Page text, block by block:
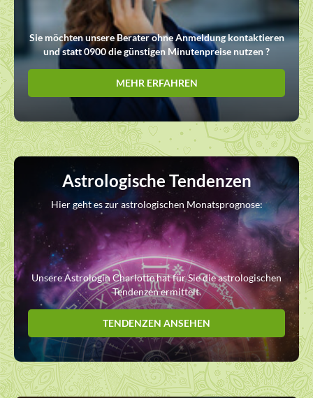
Sie möchten unsere Berater ohne Anmeldung kontaktieren
und statt 0900 die günstigen Minutenpreise nutzen ?
MEHR ERFAHREN
Astrologische Tendenzen
Hier geht es zur astrologischen Monatsprognose:
Unsere Astrologin Charlotte hat für Sie die astrologischen
Tendenzen ermittelt.
TENDENZEN ANSEHEN